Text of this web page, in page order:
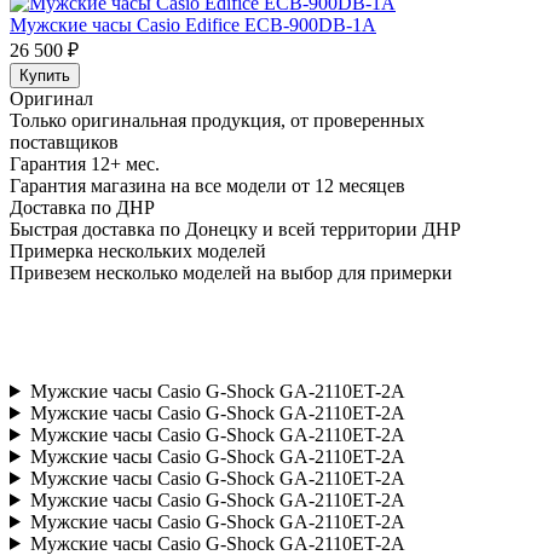
Мужские часы Casio Edifice ECB-900DB-1A
26 500 ₽
Купить
Оригинал
Только оригинальная продукция, от проверенных
поставщиков
Гарантия 12+ мес.
Гарантия магазина на все модели от 12 месяцев
Доставка по ДНР
Быстрая доставка по Донецку и всей территории ДНР
Примерка нескольких моделей
Привезем несколько моделей на выбор для примерки
Мужские часы Casio G-Shock GA-2110ET-2A
Мужские часы Casio G-Shock GA-2110ET-2A
Мужские часы Casio G-Shock GA-2110ET-2A
Мужские часы Casio G-Shock GA-2110ET-2A
Мужские часы Casio G-Shock GA-2110ET-2A
Мужские часы Casio G-Shock GA-2110ET-2A
Мужские часы Casio G-Shock GA-2110ET-2A
Мужские часы Casio G-Shock GA-2110ET-2A